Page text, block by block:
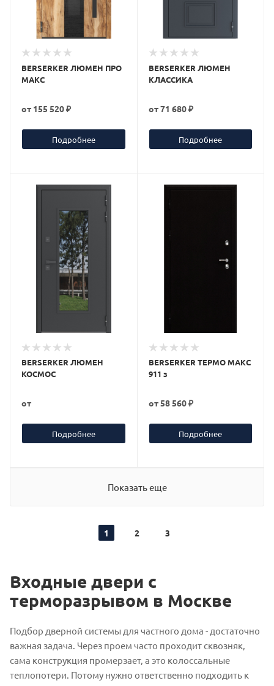
BERSERKER ЛЮМЕН ПРО
МАКС
от 155 520 ₽
Подробнее
BERSERKER ЛЮМЕН
КЛАССИКА
от71 680 ₽
Подробнее
BERSERKER ЛЮМЕН
КОСМОС
от
Подробнее
BERSERKER ТЕРМО МАКС
911 з
от58 560 ₽
Подробнее
Показать еще
1 2 3
Входные двери с
терморазрывом в Москве
Подбор дверной системы для частного дома - достаточно
важная задача. Через проем часто проходит сквозняк,
сама конструкция промерзает, а это колоссальные
теплопотери. Потому нужно ответственно подходить к